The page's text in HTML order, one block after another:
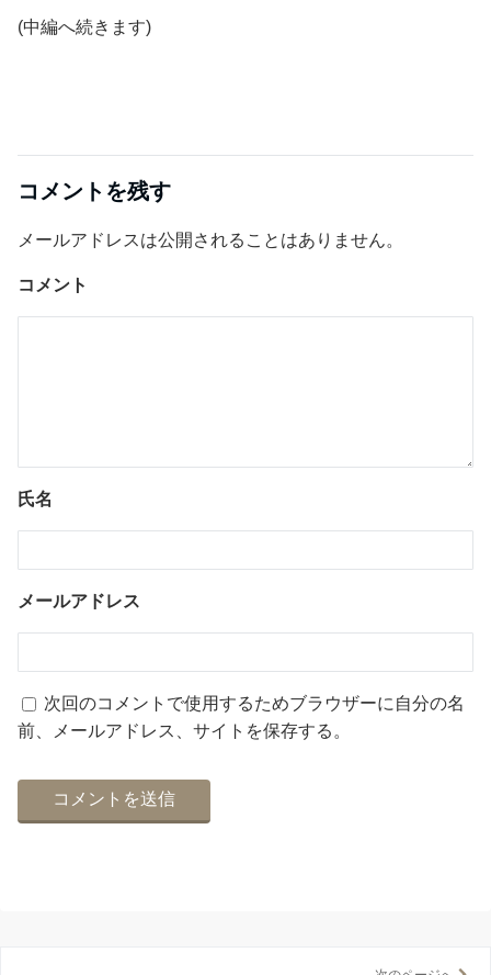
(中編へ続きます)
コメントを残す
メールアドレスは公開されることはありません。
コメント
氏名
メールアドレス
次回のコメントで使用するためブラウザーに自分の名
前、メールアドレス、サイトを保存する。